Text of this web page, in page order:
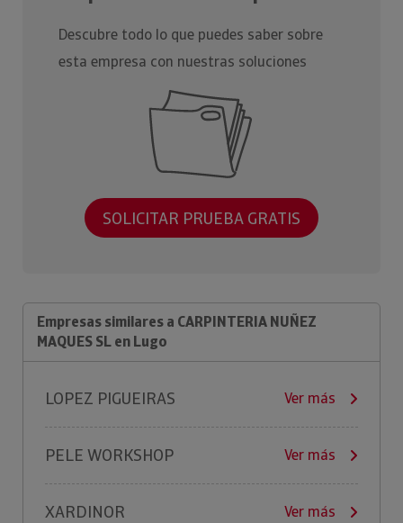
Descubre todo lo que puedes saber sobre
esta empresa con nuestras soluciones
SOLICITAR PRUEBA GRATIS
Empresas similares a CARPINTERIA NUÑEZ
MAQUES SL en Lugo
LOPEZ PIGUEIRAS Ver más
PELE WORKSHOP Ver más
XARDINOR Ver más